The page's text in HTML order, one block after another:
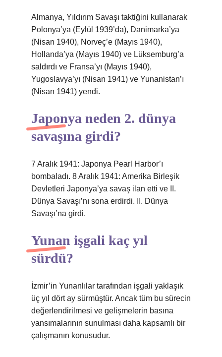
Almanya, Yıldırım Savaşı taktiğini kullanarak
Polonya’ya (Eylül 1939’da), Danimarka’ya
(Nisan 1940), Norveç’e (Mayıs 1940),
Hollanda’ya (Mayıs 1940) ve Lüksemburg’a
saldırdı ve Fransa’yı (Mayıs 1940),
Yugoslavya’yı (Nisan 1941) ve Yunanistan’ı
(Nisan 1941) yendi.
Japonya neden 2. dünya
savaşına girdi?
7 Aralık 1941: Japonya Pearl Harbor’ı
bombaladı. 8 Aralık 1941: Amerika Birleşik
Devletleri Japonya’ya savaş ilan etti ve II.
Dünya Savaşı’nı sona erdirdi. II. Dünya
Savaşı’na girdi.
Yunan işgali kaç yıl
sürdü?
İzmir’in Yunanlılar tarafından işgali yaklaşık
üç yıl dört ay sürmüştür. Ancak tüm bu sürecin
değerlendirilmesi ve gelişmelerin basına
yansımalarının sunulması daha kapsamlı bir
çalışmanın konusudur.